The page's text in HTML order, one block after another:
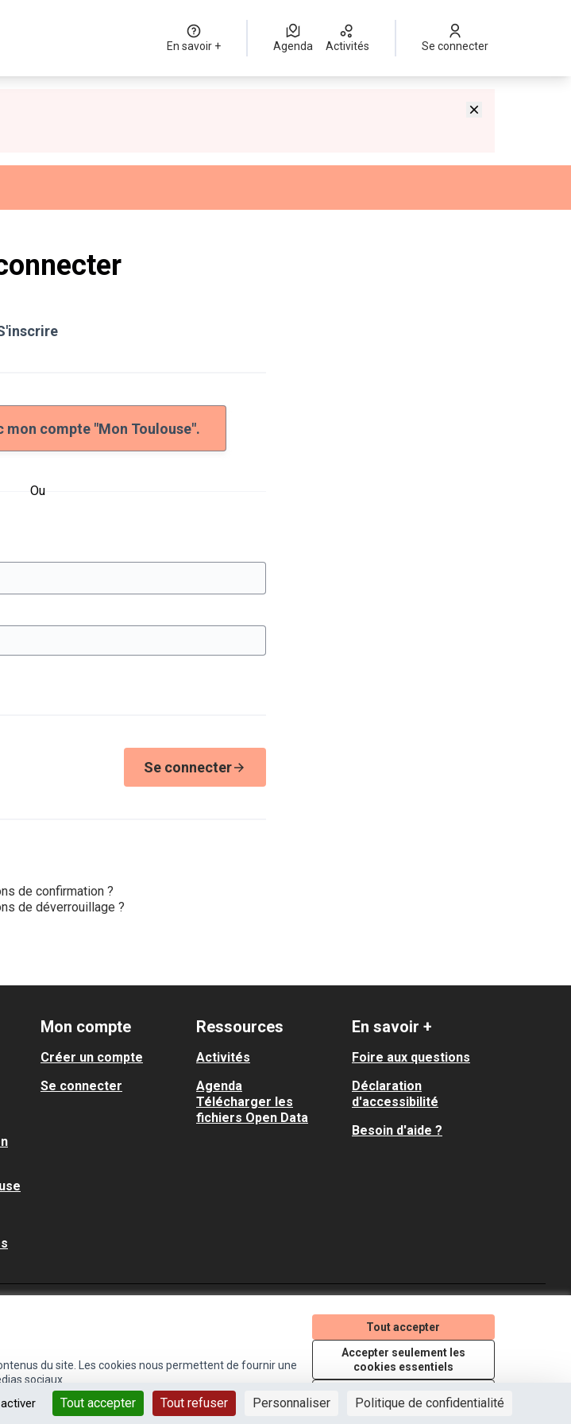
Tout accepter Tout refuser Personnaliser Politique de confidentialité
du site. Les cookies nous permettent de fournir une
sociaux.
Tout accepter
Accepter seulement les
cookies essentiels
En savoir + Agenda Activités Se connecter
compte "Mon Toulouse".
Ou
Se connecter
de confirmation ?
de déverrouillage ?
Mon compte
Créer un compte
Se connecter
Ressources
Activités
Agenda
Télécharger les
fichiers Open Data
En savoir +
Foire aux questions
Déclaration
d'accessibilité
Besoin d'aide ?
(Lien externe)
(Lien externe)
(Lien externe)
Licence Creative
(Lien externe)